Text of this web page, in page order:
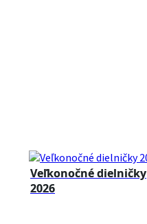
Veľkonočné dielničky
2026